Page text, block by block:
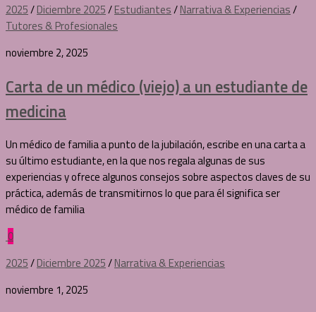
2025/Diciembre 2025/Estudiantes/Narrativa & Experiencias/
Tutores & Profesionales
noviembre 2, 2025
Carta de un médico (viejo) a un estudiante de
medicina
Un médico de familia a punto de la jubilación, escribe en una carta a
su último estudiante, en la que nos regala algunas de sus
experiencias y ofrece algunos consejos sobre aspectos claves de su
práctica, además de transmitirnos lo que para él significa ser
médico de familia
0
2025/Diciembre 2025/Narrativa & Experiencias
noviembre 1, 2025